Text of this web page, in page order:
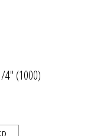
4" (1000)